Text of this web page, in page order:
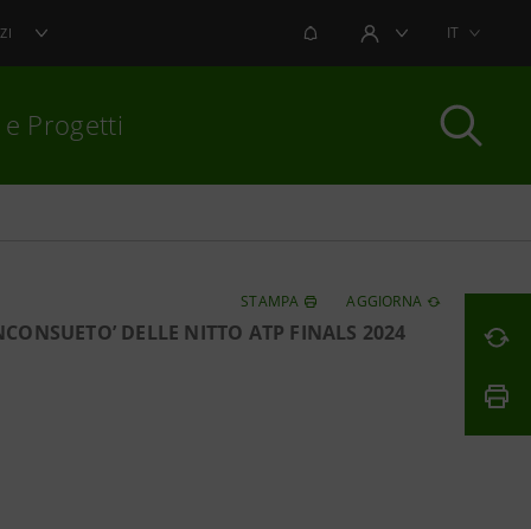
NOTIFICHEAREA UTENTEIT
e Progetti
STAMPA AGGIORNA
DELLE NITTO ATP FINALS 2024